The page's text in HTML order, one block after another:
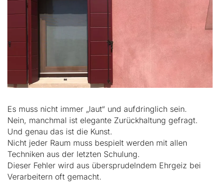
Es muss nicht immer „laut“ und aufdringlich sein.
Nein, manchmal ist elegante Zurückhaltung gefragt.
Und genau das ist die Kunst.
Nicht jeder Raum muss bespielt werden mit allen
Techniken aus der letzten Schulung.
Dieser Fehler wird aus übersprudelndem Ehrgeiz bei
Verarbeitern oft gemacht.